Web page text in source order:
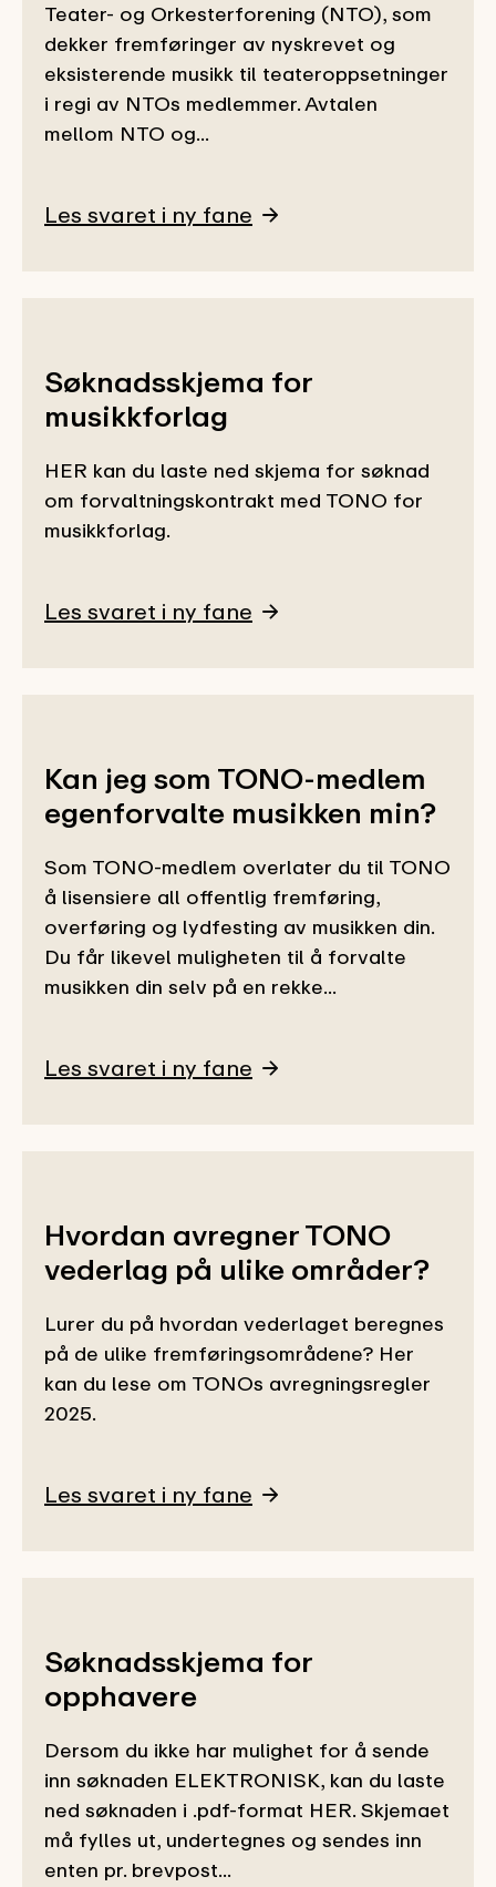
Teater- og Orkesterforening (NTO), som
dekker fremføringer av nyskrevet og
eksisterende musikk til teateroppsetninger
i regi av NTOs medlemmer. Avtalen
mellom NTO og...
Les svaret i ny fane
Søknadsskjema for
musikkforlag
HER kan du laste ned skjema for søknad
om forvaltningskontrakt med TONO for
musikkforlag.
Les svaret i ny fane
Kan jeg som TONO-medlem
egenforvalte musikken min?
Som TONO-medlem overlater du til TONO
å lisensiere all offentlig fremføring,
overføring og lydfesting av musikken din.
Du får likevel muligheten til å forvalte
musikken din selv på en rekke...
Les svaret i ny fane
Hvordan avregner TONO
vederlag på ulike områder?
Lurer du på hvordan vederlaget beregnes
på de ulike fremføringsområdene? Her
kan du lese om TONOs avregningsregler
2025.
Les svaret i ny fane
Søknadsskjema for
opphavere
Dersom du ikke har mulighet for å sende
inn søknaden ELEKTRONISK, kan du laste
ned søknaden i .pdf-format HER. Skjemaet
må fylles ut, undertegnes og sendes inn
enten pr. brevpost...